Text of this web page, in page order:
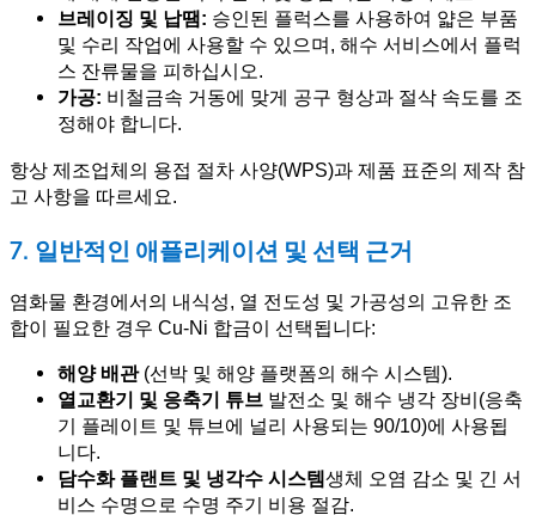
브레이징 및 납땜: 승인된 플럭스를 사용하여 얇은 부품
및 수리 작업에 사용할 수 있으며, 해수 서비스에서 플럭
스 잔류물을 피하십시오.
가공: 비철금속 거동에 맞게 공구 형상과 절삭 속도를 조
정해야 합니다.
항상 제조업체의 용접 절차 사양(WPS)과 제품 표준의 제작 참
고 사항을 따르세요.
7. 일반적인 애플리케이션 및 선택 근거
염화물 환경에서의 내식성, 열 전도성 및 가공성의 고유한 조
합이 필요한 경우 Cu-Ni 합금이 선택됩니다:
해양 배관(선박 및 해양 플랫폼의 해수 시스템).
열교환기 및 응축기 튜브 발전소 및 해수 냉각 장비(응축
기 플레이트 및 튜브에 널리 사용되는 90/10)에 사용됩
니다.
담수화 플랜트 및 냉각수 시스템생체 오염 감소 및 긴 서
비스 수명으로 수명 주기 비용 절감.